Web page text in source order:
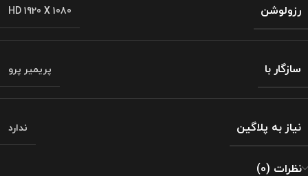
رزولوشن HD 1920 X 1080
سازگار با پریمیر پرو
نیاز به پلاگین ندارد
نظرات (0)